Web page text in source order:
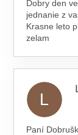
Dobry den
jednanie z
Krasne leto
zelam
L
Paní